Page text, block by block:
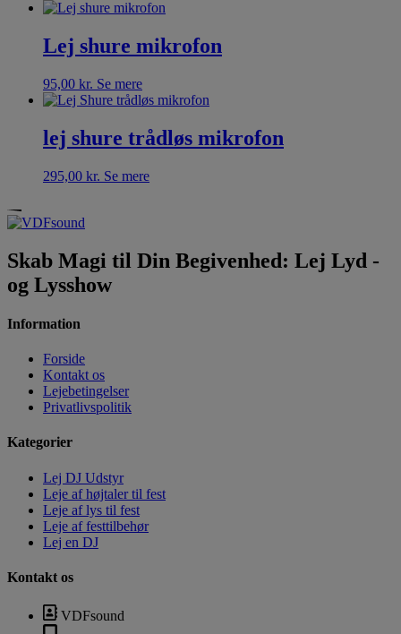
Lej shure mikrofon
95,00 kr. Se mere
lej shure trådløs mikrofon
295,00 kr. Se mere
Skab Magi til Din Begivenhed: Lej Lyd -
og Lysshow
Information
Forside
Kontakt os
Lejebetingelser
Privatlivspolitik
Kategorier
Lej DJ Udstyr
Leje af højtaler til fest
Leje af lys til fest
Leje af festtilbehør
Lej en DJ
Kontakt os
VDFsound